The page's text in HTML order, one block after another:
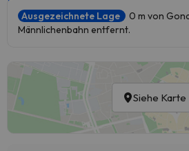
Ausgezeichnete Lage
0 m von
Männlichenbahn entfernt.
Siehe Karte